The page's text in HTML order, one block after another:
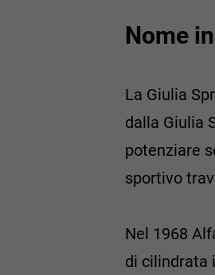
Nome
La Giulia
dalla Giulia
potenziare
sportivo
Nel 1968
di cilindrata